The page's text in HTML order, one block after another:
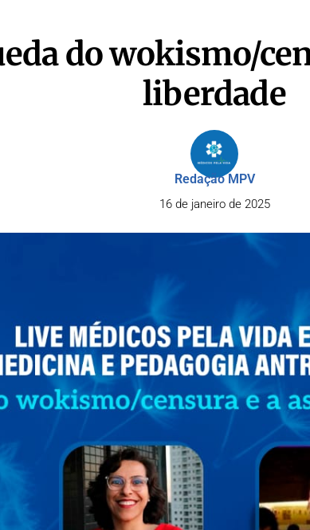
do wokismo/
liberdade
Redação MPV
16 de janeiro de 2025